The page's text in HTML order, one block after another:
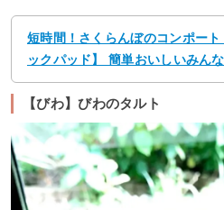
短時間！さくらんぼのコンポー
ックパッド】 簡単おいしいみん
【びわ】びわのタルト